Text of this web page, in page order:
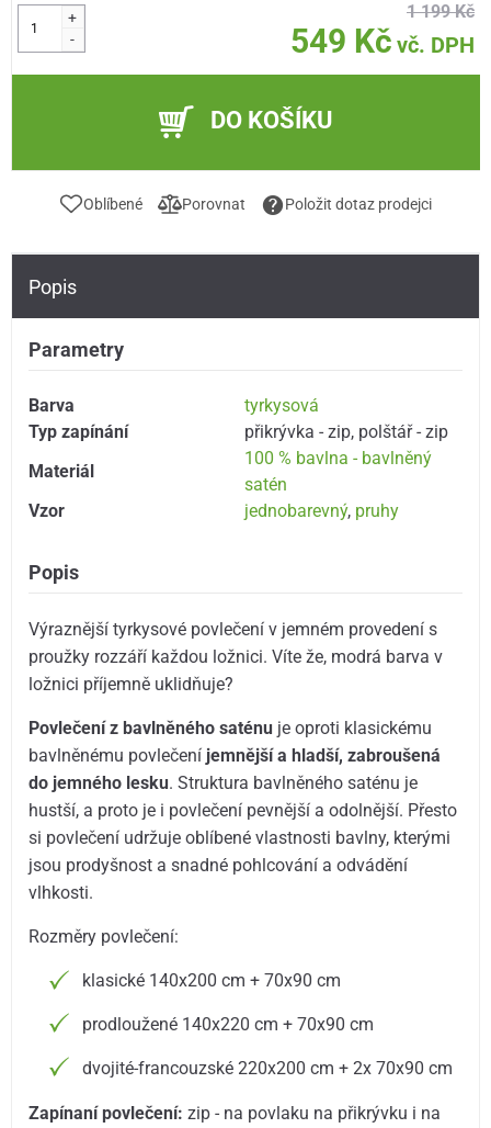
+
-
1 199 Kč
549 Kč vč. DPH
DO KOŠÍKU
Oblíbené Porovnat Položit dotaz prodejci
Popis
Parametry
Barva
tyrkysová
Typ zapínání
přikrývka - zip, polštář - zip
Materiál
100 % bavlna - bavlněný
satén
Vzor
jednobarevný, pruhy
Popis
Výraznější tyrkysové povlečení v jemném provedení s
proužky rozzáří každou ložnici. Víte že, modrá barva v
ložnici příjemně uklidňuje?
Povlečení z bavlněného saténu je oproti klasickému
bavlněnému povlečení jemnější a hladší, zabroušená
do jemného lesku. Struktura bavlněného saténu je
hustší, a proto je i povlečení pevnější a odolnější. Přesto
si povlečení udržuje oblíbené vlastnosti bavlny, kterými
jsou prodyšnost a snadné pohlcování a odvádění
vlhkosti.
Rozměry povlečení:
klasické 140x200 cm + 70x90 cm
prodloužené 140x220 cm + 70x90 cm
dvojité-francouzské 220x200 cm + 2x 70x90 cm
Zapínaní povlečení: zip - na povlaku na přikrývku i na